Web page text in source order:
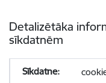
Detalizētāka
sīkdatnēm